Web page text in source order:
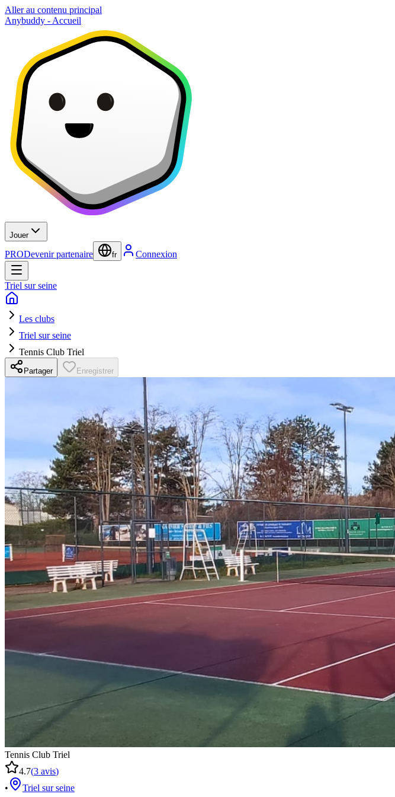
Aller au contenu principal
Anybuddy - Accueil
Jouer
PRODevenir partenaire fr Connexion
Triel sur seine
Les clubs
Triel sur seine
Tennis Club Triel
Partager Enregistrer
Tennis Club Triel
4.7(3 avis)
•
Triel sur seine